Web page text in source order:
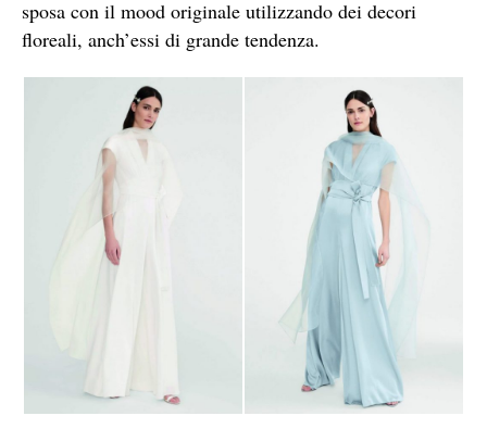
sposa con il mood originale utilizzando dei decori
floreali, anch’essi di grande tendenza.